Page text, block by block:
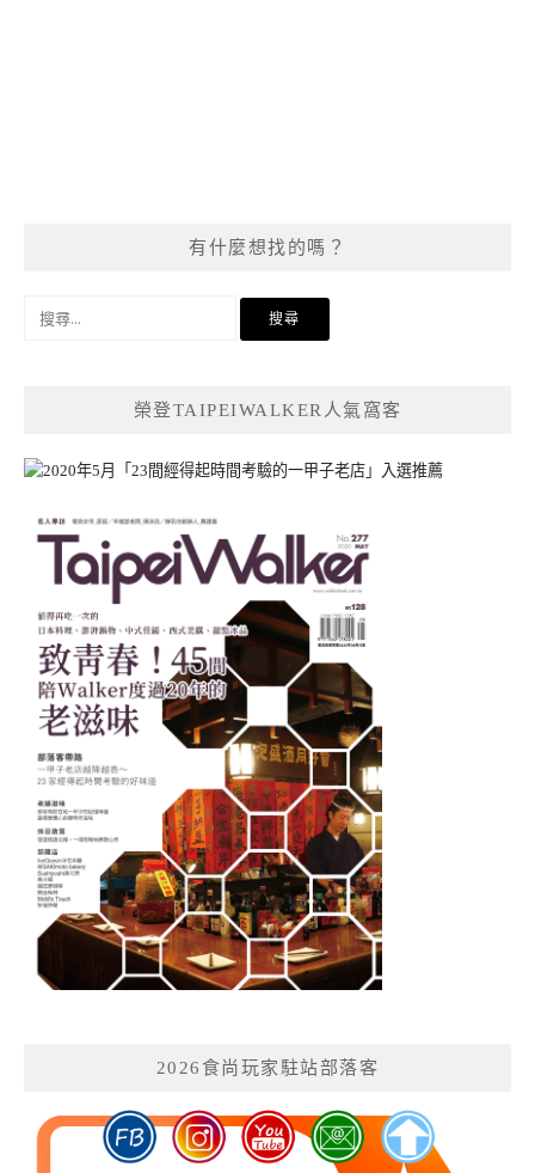
有什麼想找的嗎？
榮登TAIPEIWALKER人氣窩客
2026食尚玩家駐站部落客